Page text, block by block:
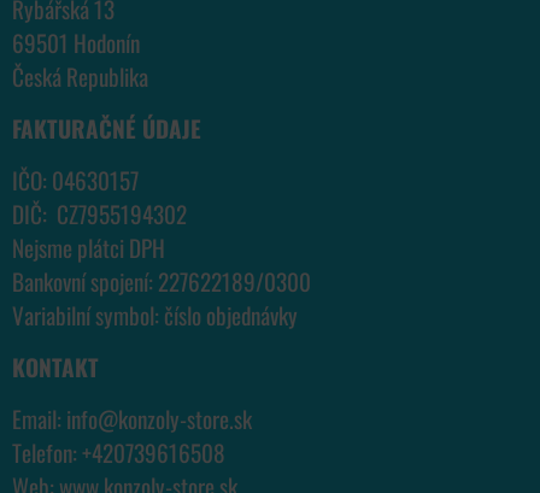
Rybářská 13
69501 Hodonín
Česká Republika
FAKTURAČNÉ ÚDAJE
IČO: 04630157
DIČ: CZ7955194302
Nejsme plátci DPH
Bankovní spojení: 227622189/0300
Variabilní symbol: číslo objednávky
KONTAKT
Email: info@konzoly-store.sk
Telefon:+420739616508
Web: www.konzoly-store. sk